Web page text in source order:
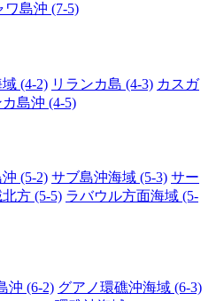
ワ島沖 (7-5)
(4-2) リランカ島 (4-3) カスガ
島沖 (4-5)
(5-2) サブ島沖海域 (5-3) サー
方 (5-5) ラバウル方面海域 (5-
沖 (6-2) グアノ環礁沖海域 (6-3)